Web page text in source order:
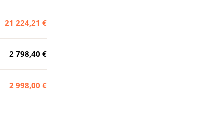
21 224,21 €
2 798,40 €
2 998,00 €